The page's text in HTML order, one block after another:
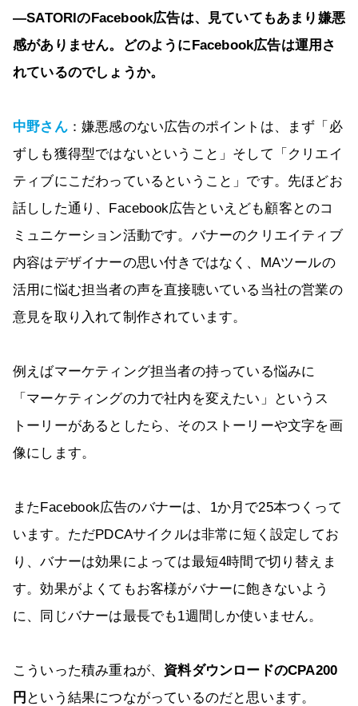
―SATORIのFacebook広告は、見ていてもあまり嫌悪
感がありません。どのようにFacebook広告は運用さ
れているのでしょうか。
中野さん：嫌悪感のない広告のポイントは、まず「必
ずしも獲得型ではないということ」そして「クリエイ
ティブにこだわっているということ」です。先ほどお
話しした通り、Facebook広告といえども顧客とのコ
ミュニケーション活動です。バナーのクリエイティブ
内容はデザイナーの思い付きではなく、MAツールの
活用に悩む担当者の声を直接聴いている当社の営業の
意見を取り入れて制作されています。
例えばマーケティング担当者の持っている悩みに
「マーケティングの力で社内を変えたい」というス
トーリーがあるとしたら、そのストーリーや文字を画
像にします。
またFacebook広告のバナーは、1か月で25本つくって
います。ただPDCAサイクルは非常に短く設定してお
り、バナーは効果によっては最短4時間で切り替えま
す。効果がよくてもお客様がバナーに飽きないよう
に、同じバナーは最長でも1週間しか使いません。
こういった積み重ねが、 資料ダウンロードのCPA200
円 という結果につながっているのだと思います。